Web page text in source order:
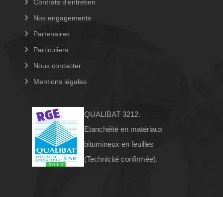
Contrats d’entretien
Nos engagements
Partenaires
Particuliers
Nous contacter
Mentions légales
QUALIBAT 3212.
Etanchéité en matériaux
bitumineux en feuilles
(Technicité confirmée).